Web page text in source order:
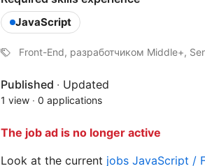
JavaScript
Front-End, разработчиком Middle+,
Published · Updated
1 view · 0 applications
The job ad is no longer active
Look at the current jobs JavaScript /